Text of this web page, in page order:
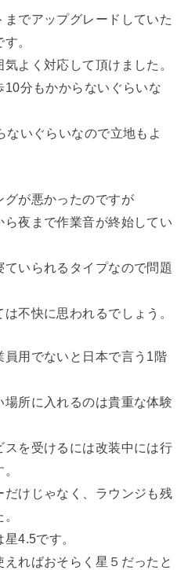
でアップグレードしていた
。
よく対応して頂けました。
分もかからないぐらいな
ないぐらいなので立地もよ
グが悪かったのですが
夜まで作業音が終始してい
いられるタイプなので問題
不快に思われるでしょう。
用でないと日本で言う1階
所に入れるのは貴重な体験
を受けるには改装中には行
けじゃなく、ラウンジも残
4.5です。
ればおそらく星５だったと